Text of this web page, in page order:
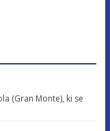
(Gran Monte), ki se